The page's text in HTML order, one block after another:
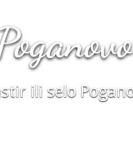
ili selo